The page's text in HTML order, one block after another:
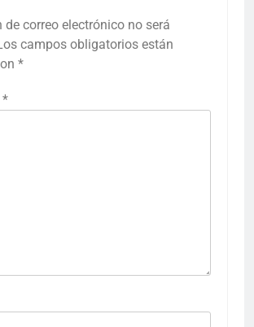
de correo electrónico no será
campos obligatorios están
*
*